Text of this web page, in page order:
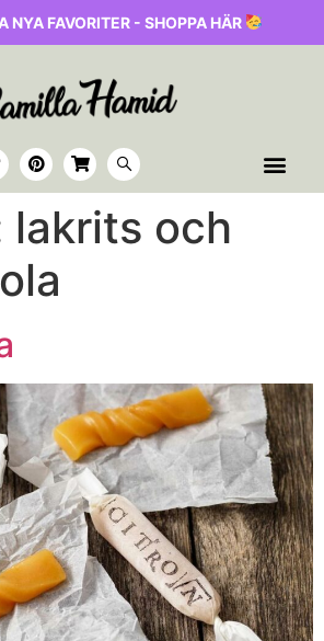
NYA FAVORITER - SHOPPA HÄR
lakrits och